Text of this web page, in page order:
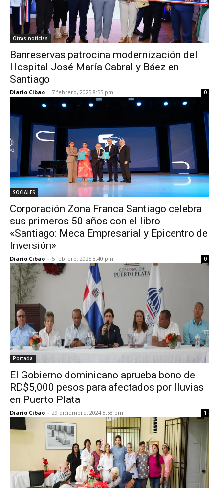
Otras noticias
Banreservas patrocina modernización del
Hospital José María Cabral y Báez en
Santiago
Diario Cibao - 7 febrero, 2025 8:55 pm 0
SOCIALES
Corporación Zona Franca Santiago celebra
sus primeros 50 años con el libro
«Santiago: Meca Empresarial y Epicentro de
Inversión»
Diario Cibao - 5 febrero, 2025 8:40 pm 0
Portada
El Gobierno dominicano aprueba bono de
RD$5,000 pesos para afectados por lluvias
en Puerto Plata
Diario Cibao - 29 diciembre, 2024 8:58 pm 1